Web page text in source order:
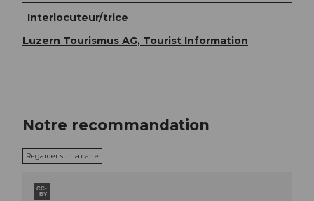
Interlocuteur/trice
Luzern Tourismus AG, Tourist Information
Notre recommandation
Regarder sur la carte
CC-
BY